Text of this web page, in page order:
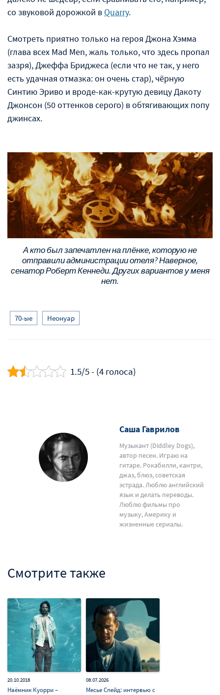
со звуковой дорожкой в Quarry.
Смотреть приятно только на героя Джона Хэмма
(глава всех Mad Men, жаль только, что здесь пропал
зазря), Джеффа Бриджеса (если что не так, у него
есть удачная отмазка: он очень стар), чёрную
Синтию Эриво и вроде-как-крутую девицу Дакоту
Джонсон (50 оттенков серого) в обтягивающих попу
джинсах.
А кто был запечатлен на плёнке, которую не
отправили администрации отеля? Наверное,
сенатор Роберт Кеннеди. Других вариантов у меня
нет.
70-ые Неонуар
1.5/5 - (4 голоса)
Саша Гаврилов
Музыкант (Diddley Dogs),
автор песен. Играю на
гитаре. Рокабилли, кантри,
джаз, блюз, советская
эстрада. Люблю английский
язык и делать переводы.
Люблю фильмы про
музыку, Америку и
жизненные сериалы.
Смотрите также
20.10.2018
Наёмник Куорри –
08.07.2026
Месье Cпейд: интервью с